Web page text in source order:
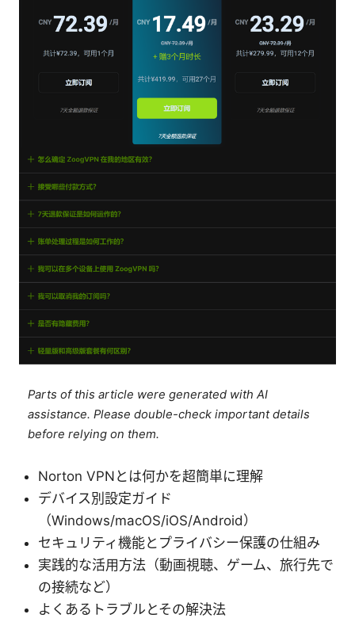
Parts of this article were generated with AI
assistance. Please double-check important details
before relying on them.
Norton VPNとは何かを超簡単に理解
デバイス別設定ガイド
（Windows/macOS/iOS/Android）
セキュリティ機能とプライバシー保護の仕組み
実践的な活用方法（動画視聴、ゲーム、旅行先で
の接続など）
よくあるトラブルとその解決法